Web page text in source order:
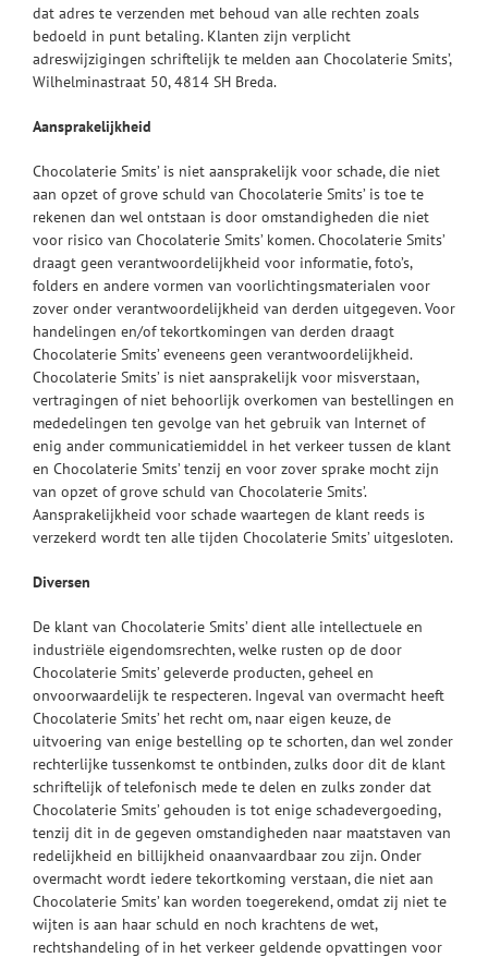
dat adres te verzenden met behoud van alle rechten zoals
bedoeld in punt betaling. Klanten zijn verplicht
adreswijzigingen schriftelijk te melden aan Chocolaterie Smits’,
Wilhelminastraat 50, 4814 SH Breda.
Aansprakelijkheid
Chocolaterie Smits’ is niet aansprakelijk voor schade, die niet
aan opzet of grove schuld van Chocolaterie Smits’ is toe te
rekenen dan wel ontstaan is door omstandigheden die niet
voor risico van Chocolaterie Smits’ komen. Chocolaterie Smits’
draagt geen verantwoordelijkheid voor informatie, foto’s,
folders en andere vormen van voorlichtingsmaterialen voor
zover onder verantwoordelijkheid van derden uitgegeven. Voor
handelingen en/of tekortkomingen van derden draagt
Chocolaterie Smits’ eveneens geen verantwoordelijkheid.
Chocolaterie Smits’ is niet aansprakelijk voor misverstaan,
vertragingen of niet behoorlijk overkomen van bestellingen en
mededelingen ten gevolge van het gebruik van Internet of
enig ander communicatiemiddel in het verkeer tussen de klant
en Chocolaterie Smits’ tenzij en voor zover sprake mocht zijn
van opzet of grove schuld van Chocolaterie Smits’.
Aansprakelijkheid voor schade waartegen de klant reeds is
verzekerd wordt ten alle tijden Chocolaterie Smits’ uitgesloten.
Diversen
De klant van Chocolaterie Smits’ dient alle intellectuele en
industriële eigendomsrechten, welke rusten op de door
Chocolaterie Smits’ geleverde producten, geheel en
onvoorwaardelijk te respecteren. Ingeval van overmacht heeft
Chocolaterie Smits’ het recht om, naar eigen keuze, de
uitvoering van enige bestelling op te schorten, dan wel zonder
rechterlijke tussenkomst te ontbinden, zulks door dit de klant
schriftelijk of telefonisch mede te delen en zulks zonder dat
Chocolaterie Smits’ gehouden is tot enige schadevergoeding,
tenzij dit in de gegeven omstandigheden naar maatstaven van
redelijkheid en billijkheid onaanvaardbaar zou zijn. Onder
overmacht wordt iedere tekortkoming verstaan, die niet aan
Chocolaterie Smits’ kan worden toegerekend, omdat zij niet te
wijten is aan haar schuld en noch krachtens de wet,
rechtshandeling of in het verkeer geldende opvattingen voor